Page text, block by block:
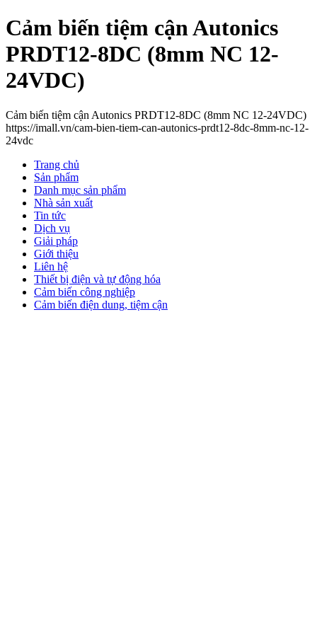
Cảm biến tiệm cận Autonics
PRDT12-8DC (8mm NC 12-
24VDC)
Cảm biến tiệm cận Autonics PRDT12-8DC (8mm NC 12-24VDC)
https://imall.vn/cam-bien-tiem-can-autonics-prdt12-8dc-8mm-nc-12-
24vdc
Trang chủ
Sản phẩm
Danh mục sản phẩm
Nhà sản xuất
Tin tức
Dịch vụ
Giải pháp
Giới thiệu
Liên hệ
Thiết bị điện và tự động hóa
Cảm biến công nghiệp
Cảm biến điện dung, tiệm cận